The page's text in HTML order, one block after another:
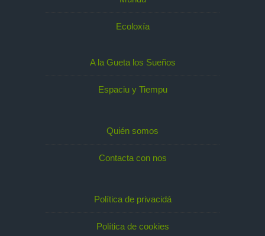
Ecoloxía
A la Gueta los Sueños
Espaciu y Tiempu
Quién somos
Contacta con nos
Política de privacidá
Política de cookies